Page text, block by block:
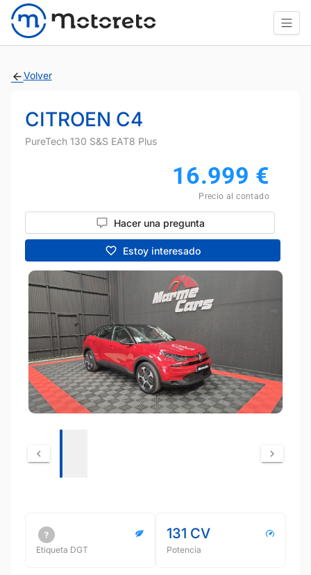
Volver
CITROEN C4
PureTech 130 S&S EAT8 Plus
16.999 €
Precio al contado
Hacer una pregunta
Estoy interesado
Etiqueta DGT
131 CV
Potencia